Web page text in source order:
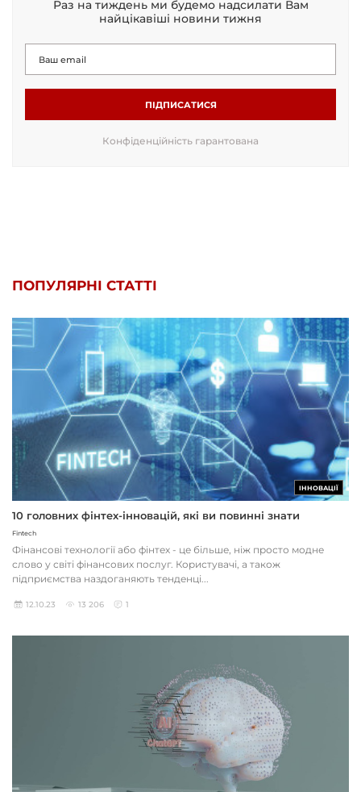
Раз на тиждень ми будемо надсилати Вам
найцікавіші новини тижня
ПІДПИСАТИСЯ
Конфіденційність гарантована
ПОПУЛЯРНІ СТАТТІ
ІННОВАЦІЇ
10 головних фінтех-інновацій, які ви повинні знати
Fintech
Фінансові технології або фінтех - це більше, ніж просто модне
слово у світі фінансових послуг. Користувачі, а також
підприємства наздоганяють тенденці...
12.10.23 13 206 1